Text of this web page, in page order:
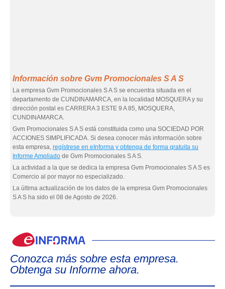
Información sobre Gvm Promocionales S A S
La empresa Gvm Promocionales S A S se encuentra situada en el
departamento de CUNDINAMARCA, en la localidad MOSQUERA y su
dirección postal es CARRERA 3 ESTE 9 A 85, MOSQUERA,
CUNDINAMARCA.
Gvm Promocionales S A S está constituida como una SOCIEDAD POR
ACCIONES SIMPLIFICADA. Si desea conocer más información sobre
esta empresa, regístrese en eInforma y obtenga de forma gratuita su
Informe Ampliado de Gvm Promocionales S A S.
La actividad a la que se dedica la empresa Gvm Promocionales S A S es
Comercio al por mayor no especializado.
La última actualización de los datos de la empresa Gvm Promocionales
S A S ha sido el 08 de Agosto de 2026.
Conozca más sobre esta empresa.
Obtenga su Informe ahora.